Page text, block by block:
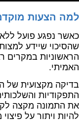
למה הצעות
כאשר נפגע פועל
שהסיכוי שיידע
הראשוניות במקרים
האמיתי.
בדיקה מקצועית של
התפקודיות
את התמונה מקצה
להיות ויתור על